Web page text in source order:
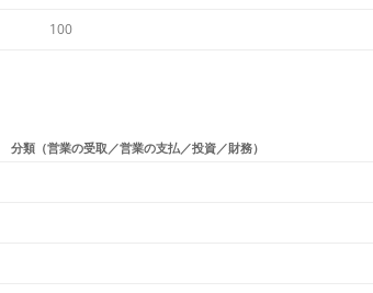
100
分類（営業の受取／営業の支払／投資／財務）